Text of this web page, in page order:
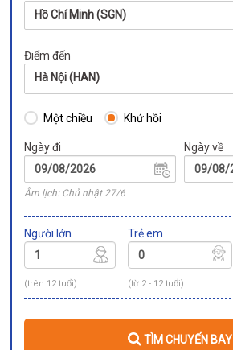
Hồ Chí Minh (SGN)
Điểm đến
Hà Nội (HAN)
Một chiều Khứ hồi
Ngày đi
Âm lịch: Chủ nhật 27/6
Ngày về
Người lớn
(trên 12 tuổi)
Trẻ em
(từ 2 - 12 tuổi)
TÌM CHUYẾN BAY